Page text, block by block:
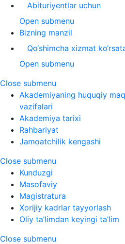
Abituriyentlar uchun
Open submenu
Bizning manzil
Qo‘shimcha xizmat
Open submenu
Close submenu
Akademiyaning huquqiy
vazifalari
Akademiya tarixi
Rahbariyat
Jamoatchilik kengashi
Close submenu
Kunduzgi
Masofaviy
Magistratura
Xorijiy kadrlar tayyorlash
Oliy ta’limdan keyingi ta’lim
Close submenu